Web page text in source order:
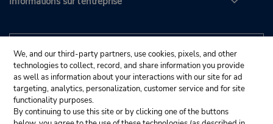
We, and our third-party partners, use cookies, pixels, and other
technologies to collect, record, and share information you provide
as well as information about your interactions with our site for ad
targeting, analytics, personalization, customer service and for site
functionality purposes.
By continuing to use this site or by clicking one of the buttons